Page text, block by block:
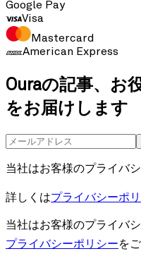
Google Pay
Visa
Mastercard
American Express
Ouraの記事、お
をお届けします
当社はお客様のプライバ
詳しくはプライバシーポ
当社はお客様のプライバ
プライバシーポリシーを